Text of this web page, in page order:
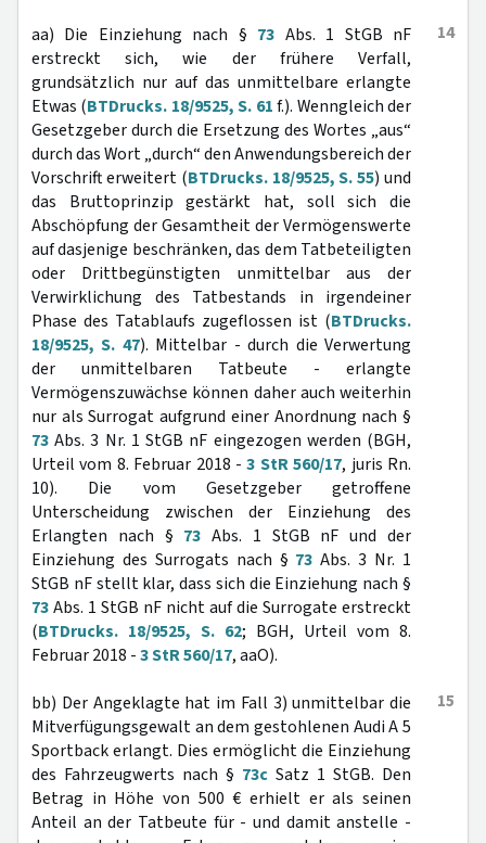
14
aa) Die Einziehung nach § 73 Abs. 1 StGB nF
erstreckt sich, wie der frühere Verfall,
grundsätzlich nur auf das unmittelbare erlangte
Etwas (BTDrucks. 18/9525, S. 61f.). Wenngleich der
Gesetzgeber durch die Ersetzung des Wortes „aus“
durch das Wort „durch“ den Anwendungsbereich der
Vorschrift erweitert (BTDrucks. 18/9525, S. 55) und
das Bruttoprinzip gestärkt hat, soll sich die
Abschöpfung der Gesamtheit der Vermögenswerte
auf dasjenige beschränken, das dem Tatbeteiligten
oder Drittbegünstigten unmittelbar aus der
Verwirklichung des Tatbestands in irgendeiner
Phase des Tatablaufs zugeflossen ist (BTDrucks.
18/9525, S. 47). Mittelbar - durch die Verwertung
der unmittelbaren Tatbeute - erlangte
Vermögenszuwächse können daher auch weiterhin
nur als Surrogat aufgrund einer Anordnung nach §
73 Abs. 3 Nr. 1 StGB nF eingezogen werden (BGH,
Urteil vom 8. Februar 2018 -3 StR 560/17, juris Rn.
10). Die vom Gesetzgeber getroffene
Unterscheidung zwischen der Einziehung des
Erlangten nach § 73 Abs. 1 StGB nF und der
Einziehung des Surrogats nach § 73 Abs. 3 Nr. 1
StGB nF stellt klar, dass sich die Einziehung nach §
73Abs. 1 StGB nF nicht auf die Surrogate erstreckt
(BTDrucks. 18/9525, S. 62; BGH, Urteil vom 8.
Februar 2018 -3 StR 560/17, aaO).
15
bb) Der Angeklagte hat im Fall 3) unmittelbar die
Mitverfügungsgewalt an dem gestohlenen Audi A 5
Sportback erlangt. Dies ermöglicht die Einziehung
des Fahrzeugwerts nach § 73c Satz 1 StGB. Den
Betrag in Höhe von 500 € erhielt er als seinen
Anteil an der Tatbeute für - und damit anstelle -